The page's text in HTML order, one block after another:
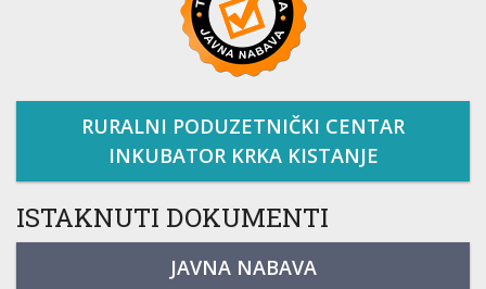
RURALNI PODUZETNIČKI CENTAR
INKUBATOR KRKA KISTANJE
ISTAKNUTI DOKUMENTI
JAVNA NABAVA